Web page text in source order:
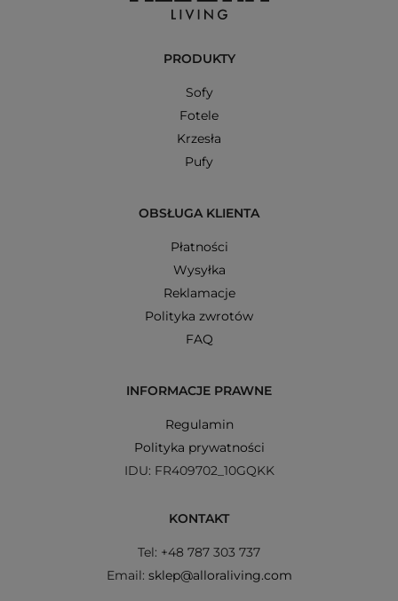
PRODUKTY
Sofy
Fotele
Krzesła
Pufy
OBSŁUGA KLIENTA
Płatności
Wysyłka
Reklamacje
Polityka zwrotów
FAQ
INFORMACJE PRAWNE
Regulamin
Polityka prywatności
IDU: FR409702_10GQKK
KONTAKT
Tel: +48 787 303 737
Email: sklep@alloraliving.com